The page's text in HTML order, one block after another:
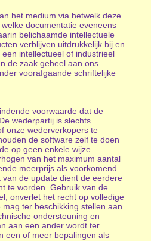
het medium via hetwelk deze
documentatie eveneens
belichaamde intellectuele
verblijven uitdrukkelijk bij en
intellectueel of industrieel
de zaak geheel aan ons
voorafgaande schriftelijke
voorwaarde dat de
wederpartij is slechts
onze wederverkopers te
de software zelf te doen
op geen enkele wijze
van het maximum aantal
meerprijs als voorkomend
de update dient de eerdere
te worden. Gebruik van de
onverlet het recht op volledige
ter beschikking stellen aan
ondersteuning en
aan een ander wordt ter
een of meer bepalingen als